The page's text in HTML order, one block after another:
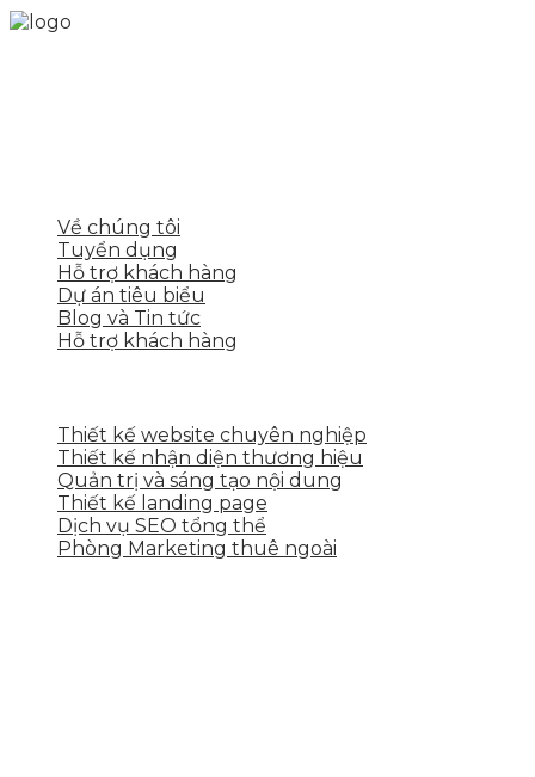
Về chúng tôi
Tuyển dụng
Hỗ trợ khách hàng
Dự án tiêu biểu
Blog và Tin tức
Hỗ trợ khách hàng
Thiết kế website chuyên nghiệp
Thiết kế nhận diện thương hiệu
Quản trị và sáng tạo nội dung
Thiết kế landing page
Dịch vụ SEO tổng thể
Phòng Marketing thuê ngoài